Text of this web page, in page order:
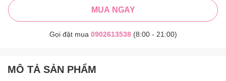
MUA NGAY
Gọi đặt mua 0902613538(8:00 - 21:00)
MÔ TẢ SẢN PHẨM